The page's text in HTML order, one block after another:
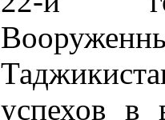
успехов в